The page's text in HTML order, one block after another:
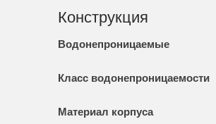
Конструкция
Водонепроницаемые
Класс водонепроницаемости
Материал корпуса